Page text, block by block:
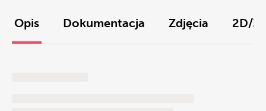
Opis Dokumentacja Zdjęcia 2D/